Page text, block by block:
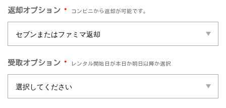
返却オプション * コンビニから返却が可能です。
受取オプション * レンタル開始日が本日か明日以降か選択